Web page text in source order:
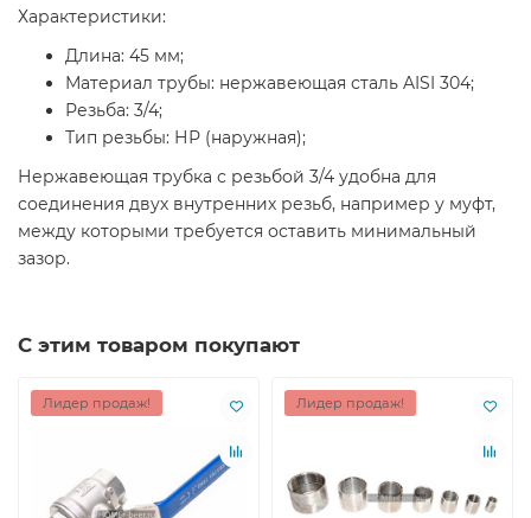
Характеристики:
Длина: 45 мм;
Материал трубы: нержавеющая сталь AISI 304;
Резьба: 3/4;
Тип резьбы: НР (наружная);
Нержавеющая трубка с резьбой 3/4 удобна для
соединения двух внутренних резьб, например у муфт,
между которыми требуется оставить минимальный
зазор.
С этим товаром покупают
Лидер продаж! Лидер продаж!